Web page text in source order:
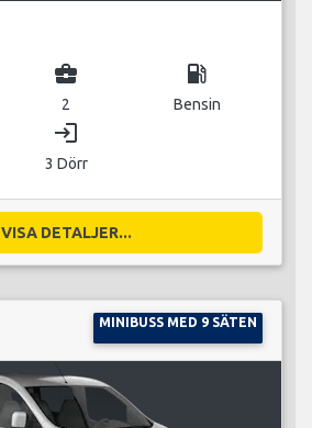
business_center
2
local_gas_station
Bensin
login
3 Dörr
VISA DETALJER...
MINIBUSS MED 9 SÄTEN